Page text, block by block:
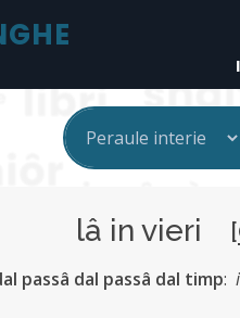
lâ in vieri [
passâ dal passâ dal timp: